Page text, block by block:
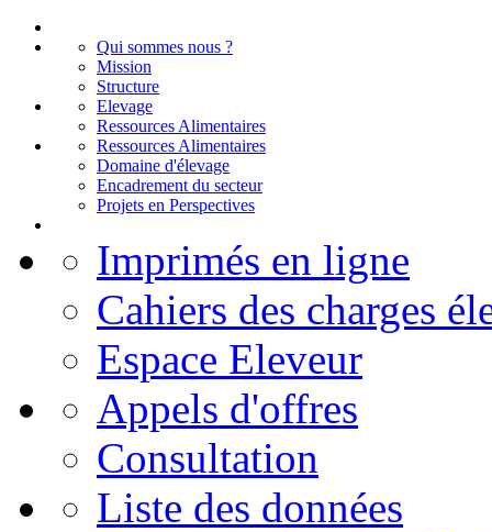
Qui sommes nous ?
Mission
Structure
Elevage
Ressources Alimentaires
Ressources Alimentaires
Domaine d'élevage
Encadrement du secteur
Projets en Perspectives
Imprimés en ligne
Cahiers des charges
Espace Eleveur
Appels d'offres
Consultation
Liste des données